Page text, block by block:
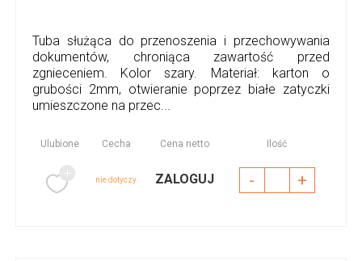
Tuba służąca do przenoszenia i przechowywania
dokumentów, chroniąca zawartość przed
zgnieceniem. Kolor szary. Materiał: karton o
grubości 2mm, otwieranie poprzez białe zatyczki
umieszczone na przec...
Ulubione Cecha Cena netto Ilość
nie dotyczy ZALOGUJ - +